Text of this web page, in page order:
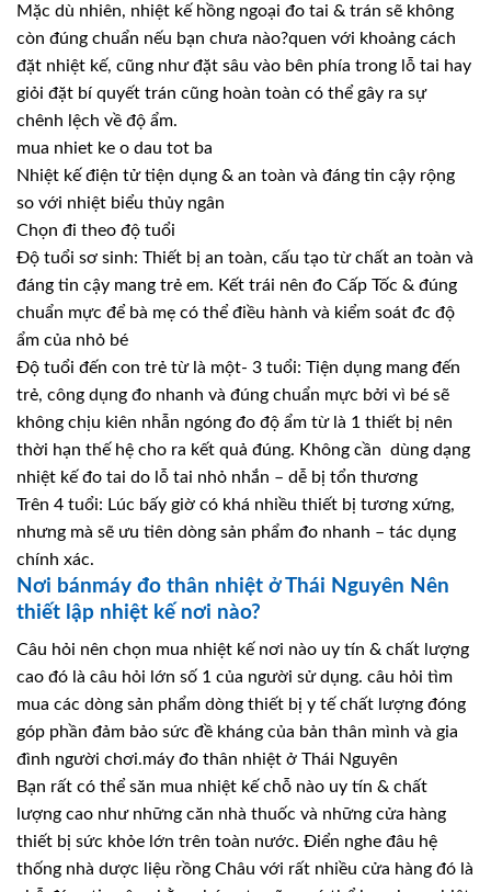
Mặc dù nhiên, nhiệt kế hồng ngoại đo tai & trán sẽ không
còn đúng chuẩn nếu bạn chưa nào?quen với khoảng cách
đặt nhiệt kế, cũng như đặt sâu vào bên phía trong lỗ tai hay
giỏi đặt bí quyết trán cũng hoàn toàn có thể gây ra sự
chênh lệch về độ ẩm.
mua nhiet ke o dau tot ba
Nhiệt kế điện tử tiện dụng & an toàn và đáng tin cậy rộng
so với nhiệt biểu thủy ngân
Chọn đi theo độ tuổi
Độ tuổi sơ sinh: Thiết bị an toàn, cấu tạo từ chất an toàn và
đáng tin cậy mang trẻ em. Kết trái nên đo Cấp Tốc & đúng
chuẩn mực để bà mẹ có thể điều hành và kiểm soát đc độ
ẩm của nhỏ bé
Độ tuổi đến con trẻ từ là một- 3 tuổi: Tiện dụng mang đến
trẻ, công dụng đo nhanh và đúng chuẩn mực bởi vì bé sẽ
không chịu kiên nhẫn ngóng đo độ ẩm từ là 1 thiết bị nên
thời hạn thế hệ cho ra kết quả đúng. Không cần dùng dạng
nhiệt kế đo tai do lỗ tai nhỏ nhắn – dễ bị tổn thương
Trên 4 tuổi: Lúc bấy giờ có khá nhiều thiết bị tương xứng,
nhưng mà sẽ ưu tiên dòng sản phẩm đo nhanh – tác dụng
chính xác.
Nơi bánmáy đo thân nhiệt ở Thái Nguyên Nên
thiết lập nhiệt kế nơi nào?
Câu hỏi nên chọn mua nhiệt kế nơi nào uy tín & chất lượng
cao đó là câu hỏi lớn số 1 của người sử dụng. câu hỏi tìm
mua các dòng sản phẩm dòng thiết bị y tế chất lượng đóng
góp phần đảm bảo sức đề kháng của bản thân mình và gia
đình người chơi.máy đo thân nhiệt ở Thái Nguyên
Bạn rất có thể săn mua nhiệt kế chỗ nào uy tín & chất
lượng cao như những căn nhà thuốc và những cửa hàng
thiết bị sức khỏe lớn trên toàn nước. Điển nghe đâu hệ
thống nhà dược liệu rồng Châu với rất nhiều cửa hàng đó là